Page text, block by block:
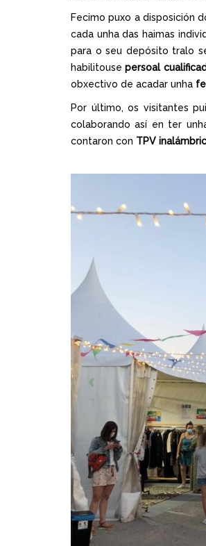
Fecimo puxo a disposición
cada unha das haimas
para o seu depósito tralo
habilitousepersoal
obxectivo de acadar unha
Por último, os visitantes
colaborando así en ter
contaron con TPV